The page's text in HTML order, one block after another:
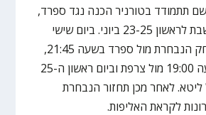
תתמודד בטורניר הכנה נגד ספרד,
ליטא וצרפת בין שבת לראשון 23-25 ביוני. ביום שישי
ה-23 תשחק תשחק הנבחרת מול ספרד בשעה 21:45,
בשבת ה-24 בשעה 19:00 מול צרפת וביום ראשון ה-25
19:00 מול ליטא. לאחר מכן תחזור הנבחרת
לקראת האליפות.